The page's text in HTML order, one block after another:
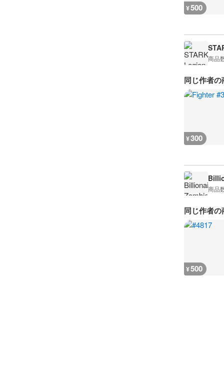
¥500
商品
同じ作者の
¥300
商品
同じ作者の
¥500